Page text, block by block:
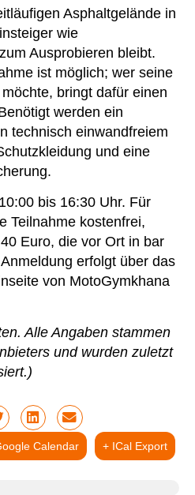
Asphaltgelände in
wie
Ausprobieren bleibt.
ist möglich; wer seine
bringt dafür einen
werden ein
technisch einwandfreiem
und eine
bis 16:30 Uhr. Für
Teilnahme kostenfrei,
Euro, die vor Ort in bar
erfolgt über das
von MotoGymkhana
Alle Angaben stammen
und wurden zuletzt
Calendar + ICal Export